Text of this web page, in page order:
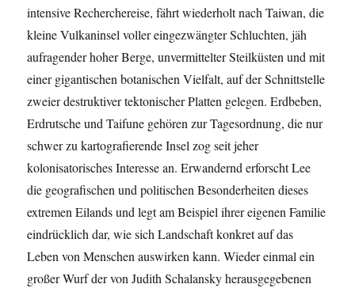
intensive Recherchereise, fährt wiederholt nach Taiwan, die
kleine Vulkaninsel voller eingezwängter Schluchten, jäh
aufragender hoher Berge, unvermittelter Steilküsten und mit
einer gigantischen botanischen Vielfalt, auf der Schnittstelle
zweier destruktiver tektonischer Platten gelegen. Erdbeben,
Erdrutsche und Taifune gehören zur Tagesordnung, die nur
schwer zu kartografierende Insel zog seit jeher
kolonisatorisches Interesse an. Erwandernd erforscht Lee
die geografischen und politischen Besonderheiten dieses
extremen Eilands und legt am Beispiel ihrer eigenen Familie
eindrücklich dar, wie sich Landschaft konkret auf das
Leben von Menschen auswirken kann. Wieder einmal ein
großer Wurf der von Judith Schalansky herausgegebenen